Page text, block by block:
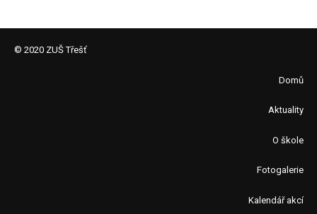
© 2020 ZUŠ Třešť
Domů
Aktuality
O škole
Fotogalerie
Kalendář akcí